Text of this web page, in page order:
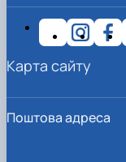
Поштова адреса
Карта сайту